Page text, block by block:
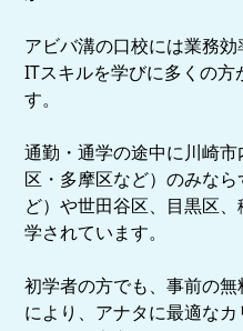
アビバ溝の口校には業務
ITスキルを学びに多くの方
す。
通勤・通学の途中に川崎
区・多摩区など）のみな
ど）や世田谷区、目黒区
学されています。
初学者の方でも、事前の
により、アナタに最適な